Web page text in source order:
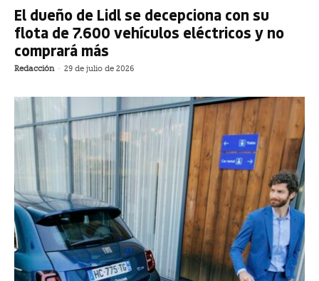
El dueño de Lidl se decepciona con su
flota de 7.600 vehículos eléctricos y no
comprará más
Redacción - 29 de julio de 2026